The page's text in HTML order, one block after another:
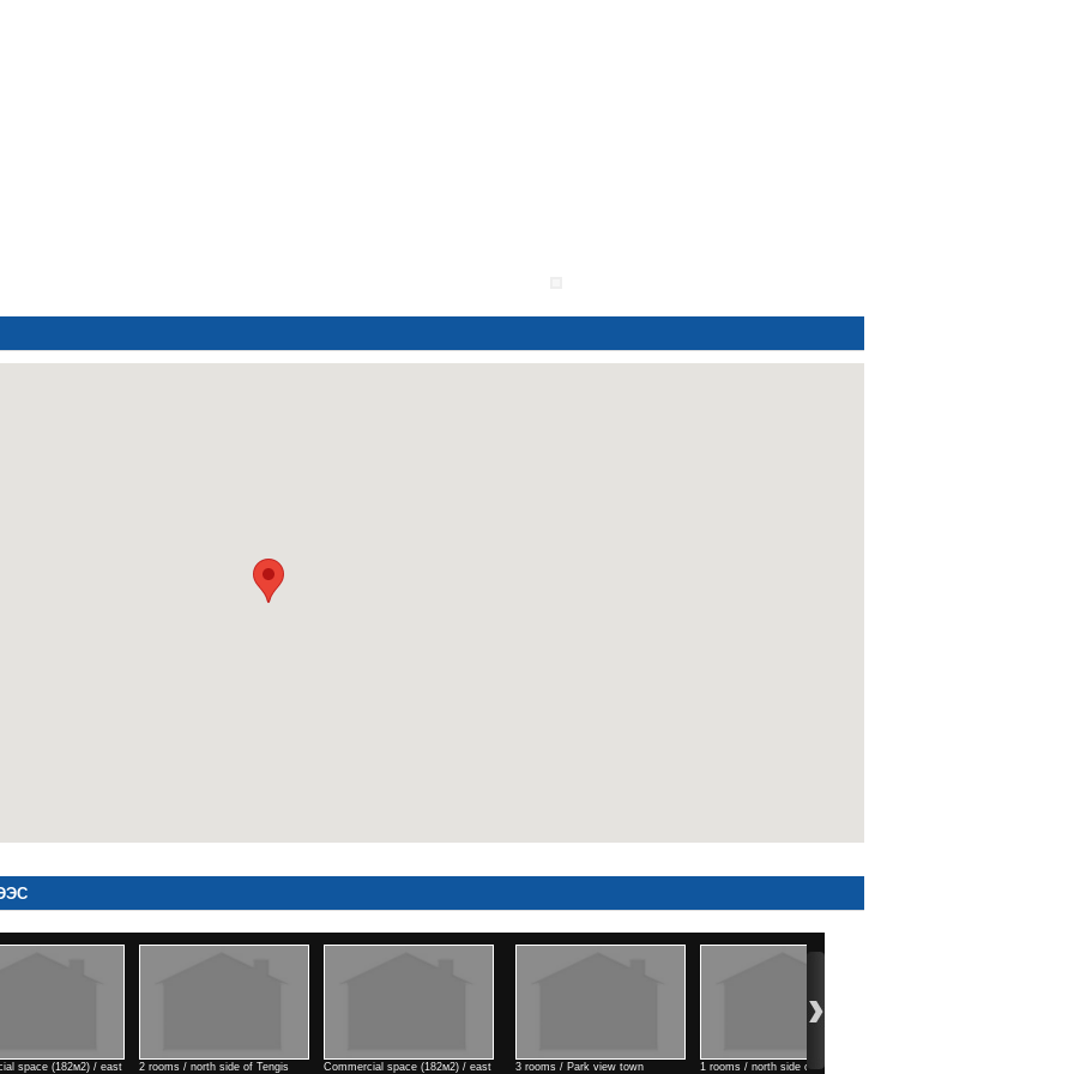
/ Park view town 1 rooms / north side of Kino 4 rooms / Air port area 4 rooms / Air port area 1 rooms / north west of KTMS